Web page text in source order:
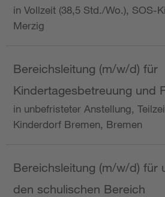
in Vollzeit (38,5 Std./Wo.), SOS-
Merzig
Bereichsleitung (m/w/d) für
Kindertagesbetreuung und
in unbefristeter Anstellung,
Kinderdorf Bremen, Bremen
Bereichsleitung (m/w/d) für
den schulischen Bereich